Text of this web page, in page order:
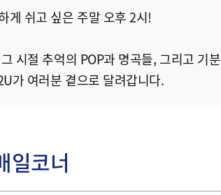
게 쉬고 싶은 주말 오후 2시!
시절 추억의 POP과 명곡들, 그리고 기
가 여러분 곁으로 달려갑니다.
일코너